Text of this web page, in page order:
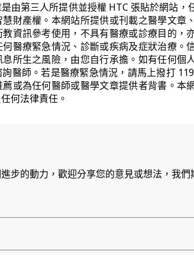
由第三人所提供並授權 HTC 張貼於網站，
財產權。本網站所提供或刊載之醫學文章
資訊參考使用，不具有醫療或診療目的，
醫療緊急情況、診斷或疾病及症狀治療。
所生之風險，由您自行承擔。如有任何個
醫師。若是醫療緊急情況，請馬上撥打
或為任何醫師或醫學文章提供者背書。本
何法律責任。
步的動力，歡迎分享您的意見或想法，我們